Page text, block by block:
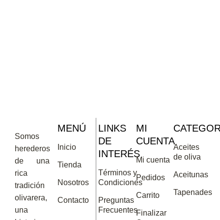
Somos
herederos
de una
rica
tradición
olivarera,
una
MENÚ
Inicio
Tienda
Nosotros
Contacto
LINKS
DE
INTERÉS
Términos y
Condiciones
Preguntas
Frecuentes
MI
CUENTA
Mi cuenta
Pedidos
Carrito
Finalizar
Aceites
de oliva
Aceitunas
Tapenades